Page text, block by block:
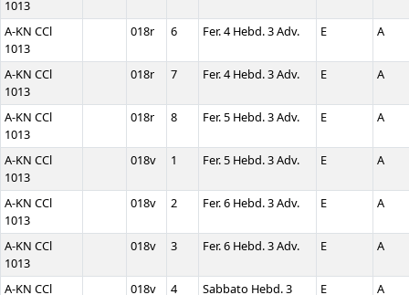
1013
A-KN CCl
1013
018r 6 Fer. 4 Hebd. 3 Adv. E A
A-KN CCl
1013
018r 7 Fer. 4 Hebd. 3 Adv. E A
A-KN CCl
1013
018r 8 Fer. 5 Hebd. 3 Adv. E A
A-KN CCl
1013
018v 1 Fer. 5 Hebd. 3 Adv. E A
A-KN CCl
1013
018v 2 Fer. 6 Hebd. 3 Adv. E A
A-KN CCl
1013
018v 3 Fer. 6 Hebd. 3 Adv. E A
A-KN CCl
018v 4
Sabbato Hebd. 3
E A